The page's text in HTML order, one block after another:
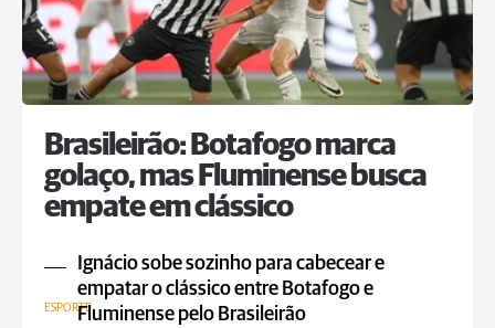
Brasileirão: Botafogo marca
golaço, mas Fluminense busca
empate em clássico
Ignácio sobe sozinho para cabecear e
empatar o clássico entre Botafogo e
Fluminense pelo Brasileirão
ESPORTE